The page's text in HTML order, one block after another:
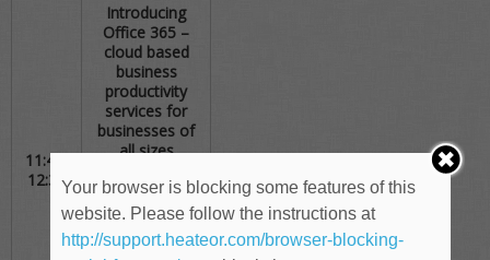
11:45-
12:30
Introducing
Office 365 –
cloud based
business
productivity
services for
businesses of
all sizes
Andrejs
Juščenko
Office Division
Your browser is blocking some features of this
website. Please follow the instructions at
http://support.heateor.com/browser-blocking-